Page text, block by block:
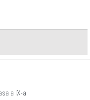
a IX-a